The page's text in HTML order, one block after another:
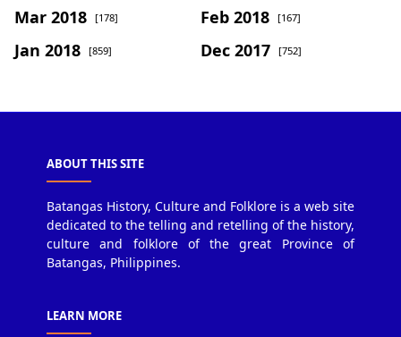
Mar 2018 [178] Feb 2018 [167]
Jan 2018 [859] Dec 2017 [752]
ABOUT THIS SITE
Batangas History, Culture and Folklore is a web site
dedicated to the telling and retelling of the history,
culture and folklore of the great Province of
Batangas, Philippines.
LEARN MORE